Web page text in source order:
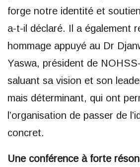
forge notre identité et
a-t-il déclaré. Il a également
hommage appuyé au Dr
Yaswa, président de
saluant sa vision et son
mais déterminant, qui ont
l’organisation de passer de
concret.
Une conférence à forte